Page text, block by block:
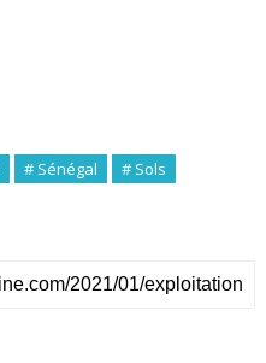
# Sénégal # Sols